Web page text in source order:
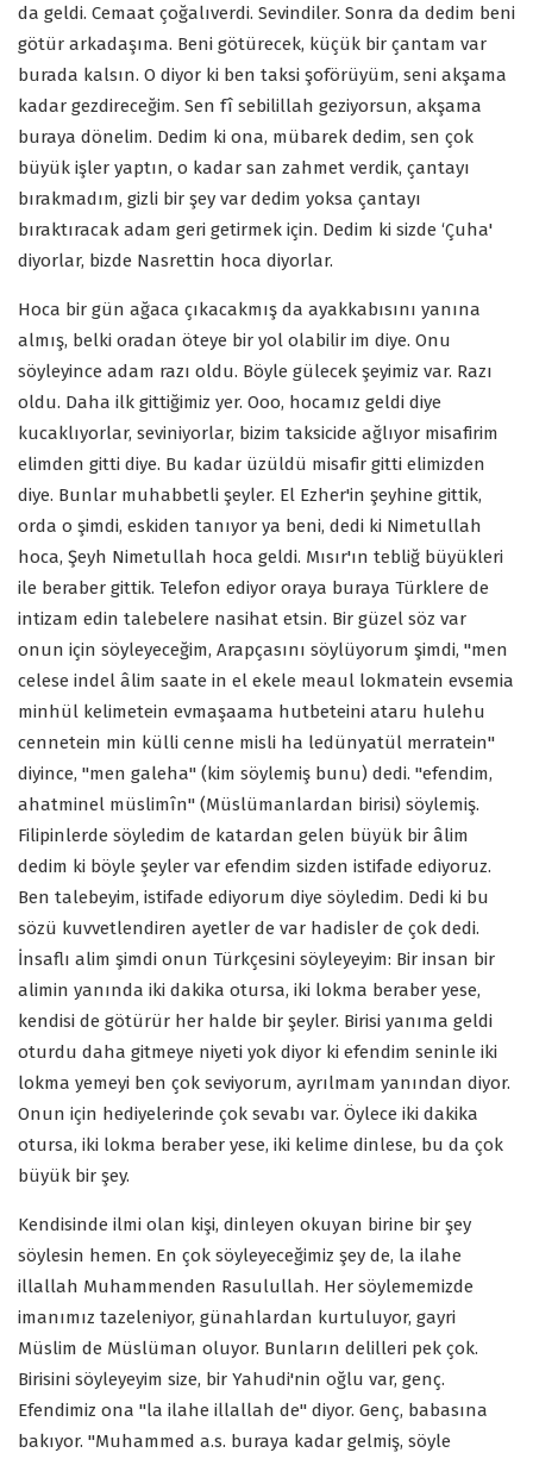
da geldi. Cemaat çoğalıverdi. Sevindiler. Sonra da dedim beni
götür arkadaşıma. Beni götürecek, küçük bir çantam var
burada kalsın. O diyor ki ben taksi şoförüyüm, seni akşama
kadar gezdireceğim. Sen fî sebilillah geziyorsun, akşama
buraya dönelim. Dedim ki ona, mübarek dedim, sen çok
büyük işler yaptın, o kadar san zahmet verdik, çantayı
bırakmadım, gizli bir şey var dedim yoksa çantayı
bıraktıracak adam geri getirmek için. Dedim ki sizde ‘Çuha'
diyorlar, bizde Nasrettin hoca diyorlar.
Hoca bir gün ağaca çıkacakmış da ayakkabısını yanına
almış, belki oradan öteye bir yol olabilir im diye. Onu
söyleyince adam razı oldu. Böyle gülecek şeyimiz var. Razı
oldu. Daha ilk gittiğimiz yer. Ooo, hocamız geldi diye
kucaklıyorlar, seviniyorlar, bizim taksicide ağlıyor misafirim
elimden gitti diye. Bu kadar üzüldü misafir gitti elimizden
diye. Bunlar muhabbetli şeyler. El Ezher'in şeyhine gittik,
orda o şimdi, eskiden tanıyor ya beni, dedi ki Nimetullah
hoca, Şeyh Nimetullah hoca geldi. Mısır'ın tebliğ büyükleri
ile beraber gittik. Telefon ediyor oraya buraya Türklere de
intizam edin talebelere nasihat etsin. Bir güzel söz var
onun için söyleyeceğim, Arapçasını söylüyorum şimdi, "men
celese indel âlim saate in el ekele meaul lokmatein evsemia
minhül kelimetein evmaşaama hutbeteini ataru hulehu
cennetein min külli cenne misli ha ledünyatül merratein"
diyince, "men galeha" (kim söylemiş bunu) dedi. "efendim,
ahatminel müslimîn" (Müslümanlardan birisi) söylemiş.
Filipinlerde söyledim de katardan gelen büyük bir âlim
dedim ki böyle şeyler var efendim sizden istifade ediyoruz.
Ben talebeyim, istifade ediyorum diye söyledim. Dedi ki bu
sözü kuvvetlendiren ayetler de var hadisler de çok dedi.
İnsaflı alim şimdi onun Türkçesini söyleyeyim: Bir insan bir
alimin yanında iki dakika otursa, iki lokma beraber yese,
kendisi de götürür her halde bir şeyler. Birisi yanıma geldi
oturdu daha gitmeye niyeti yok diyor ki efendim seninle iki
lokma yemeyi ben çok seviyorum, ayrılmam yanından diyor.
Onun için hediyelerinde çok sevabı var. Öylece iki dakika
otursa, iki lokma beraber yese, iki kelime dinlese, bu da çok
büyük bir şey.
Kendisinde ilmi olan kişi, dinleyen okuyan birine bir şey
söylesin hemen. En çok söyleyeceğimiz şey de, la ilahe
illallah Muhammenden Rasulullah. Her söylememizde
imanımız tazeleniyor, günahlardan kurtuluyor, gayri
Müslim de Müslüman oluyor. Bunların delilleri pek çok.
Birisini söyleyeyim size, bir Yahudi'nin oğlu var, genç.
Efendimiz ona "la ilahe illallah de" diyor. Genç, babasına
bakıyor. "Muhammed a.s. buraya kadar gelmiş, söyle